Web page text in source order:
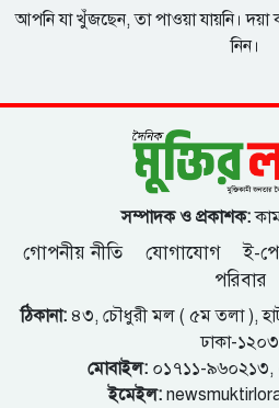
আপনি যা খুঁজছেন, তা পাওয়া যায়নি। দয়া
নিন।
সম্পাদক ও প্রকাশক:
গোপনীয় নীতি যোগাযোগ ই-
পরিবার
ঠিকানা:৪৩, চৌধুরী মল ( ৫ম তলা ),
ঢাকা-
মোবাইল:০১৭১১-
ইমেইল: